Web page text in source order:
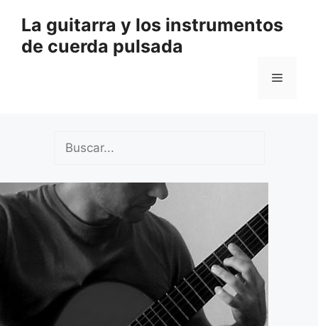
contenido
La guitarra y los instrumentos
de cuerda pulsada
Menú